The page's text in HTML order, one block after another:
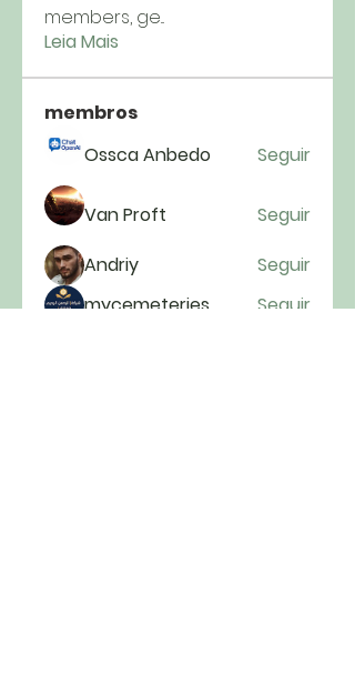
members, ge...
Leia Mais
membros
Ossca Anbedo
Seguir
Van Proft
Seguir
Andriy
Seguir
mycemeteries
Seguir